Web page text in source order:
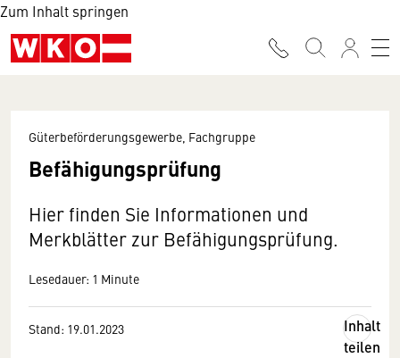
Zum Inhalt springen
Güterbeförderungsgewerbe, Fachgruppe
Befähigungsprüfung
Hier finden Sie Informationen und
Merkblätter zur Befähigungsprüfung.
Lesedauer: 1 Minute
Stand: 19.01.2023
Inhalt
teilen